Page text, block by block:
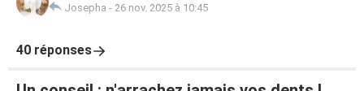
Josepha - 26 nov. 2025 à 10:45
40 réponses